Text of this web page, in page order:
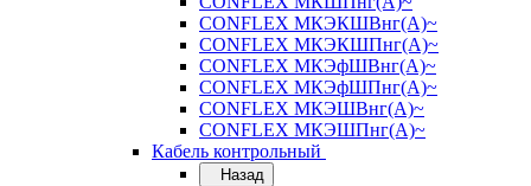
CONFLEX МКЭКШВнг(А)~
CONFLEX МКЭКШПнг(А)~
CONFLEX МКЭфШВнг(А)~
CONFLEX МКЭфШПнг(А)~
CONFLEX МКЭШВнг(А)~
CONFLEX МКЭШПнг(А)~
Кабель контрольный
Назад